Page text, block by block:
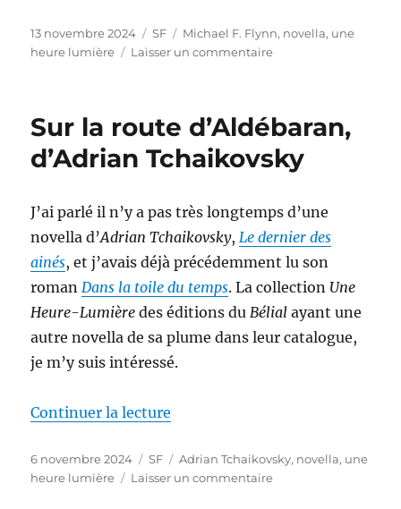
Publié
le
13 novembre 2024 Catégories
SF Étiquettes
Michael F. Flynn, novella, une
heure lumière
Laisser un commentairesur
F.
Sur la route d’Aldébaran,
d’Adrian Tchaikovsky
J’ai parlé il n’y a pas très longtemps d’une
novella d’Adrian Tchaikovsky,Le dernier des
ainés, et j’avais déjà précédemment lu son
romanDans la toile du temps. La collection Une
Heure-Lumière des éditions duBélial ayant une
autre novella de sa plume dans leur catalogue,
je m’y suis intéressé.
Continuer la lecture
Publié
le
6 novembre 2024 Catégories
SF Étiquettes
Adrian Tchaikovsky, novella, une
heure lumière
Laisser un commentairesur